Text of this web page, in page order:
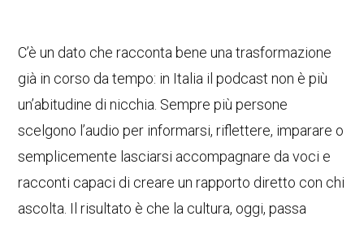
C’è un dato che racconta bene una trasformazione
già in corso da tempo: in Italia il podcast non è più
un’abitudine di nicchia. Sempre più persone
scelgono l’audio per informarsi, riflettere, imparare o
semplicemente lasciarsi accompagnare da voci e
racconti capaci di creare un rapporto diretto con chi
ascolta. Il risultato è che la cultura, oggi, passa